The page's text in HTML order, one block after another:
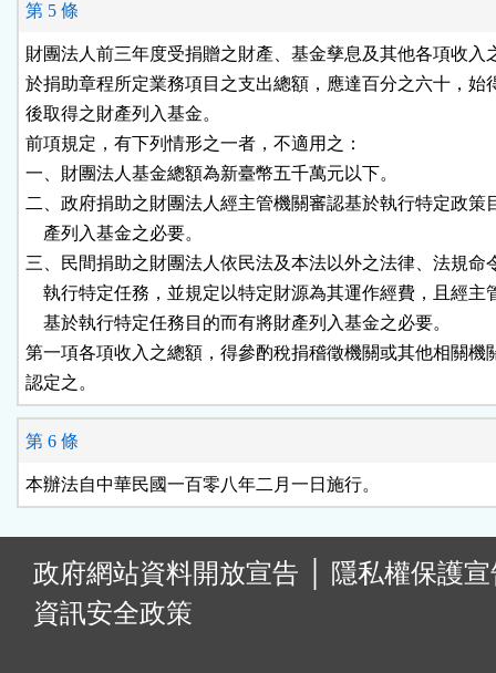
第 5 條
財團法人前三年度受捐贈之財產、基金孳息及其他各項收入
於捐助章程所定業務項目之支出總額，應達百分之六十，始
後取得之財產列入基金。
前項規定，有下列情形之一者，不適用之：
一、財團法人基金總額為新臺幣五千萬元以下。
二、政府捐助之財團法人經主管機關審認基於執行特定政策
    產列入基金之必要。
三、民間捐助之財團法人依民法及本法以外之法律、法規命
執行特定任務，並規定以特定財源為其運作經費，且經主
    基於執行特定任務目的而有將財產列入基金之必要。
第一項各項收入之總額，得參酌稅捐稽徵機關或其他相關機
認定之。
第 6 條
本辦法自中華民國一百零八年二月一日施行。
政府網站資料開放宣告
隱私權保護
資訊安全政策